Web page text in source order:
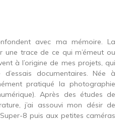
avec ma mémoire. La
une trace de ce qui m’émeut ou
à l’origine de mes projets, qui
documentaires. Née à
pratiqué la photographie
Après des études de
j’ai assouvi mon désir de
8 puis aux petites caméras